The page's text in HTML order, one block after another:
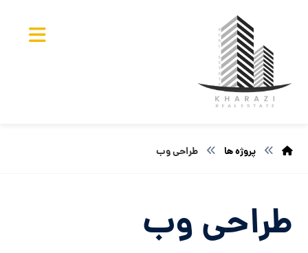
پروژه ها طراحی وب
طراحی وب